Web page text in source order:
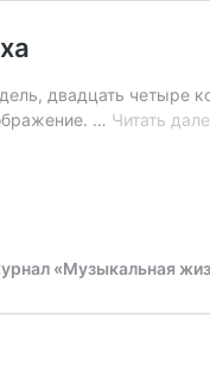
двадцать четыре
… Читать
«Музыкальная